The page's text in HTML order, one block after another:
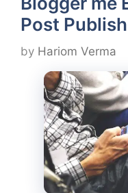
Post
by Hariom Verma